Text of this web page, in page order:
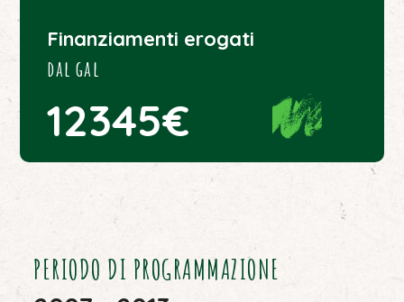
Finanziamenti erogati
dal gal
12345€
PERIODO DI PROGRAMMAZIONE